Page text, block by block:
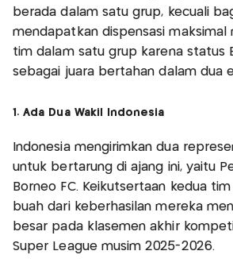
berada dalam satu grup, kecuali
mendapatkan dispensasi maksimal
tim dalam satu grup karena status
sebagai juara bertahan dalam dua
1. Ada Dua Wakil Indonesia
Indonesia mengirimkan dua
untuk bertarung di ajang ini, yaitu
Borneo FC. Keikutsertaan kedua
buah dari keberhasilan mereka
besar pada klasemen akhir
Super League musim 2025-2026.